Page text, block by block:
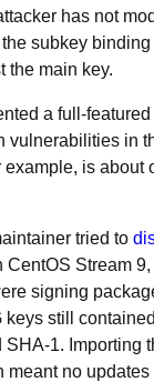
has not
subkey
the main key.
a full-
vulnerabilities in
example, is about
tried to
CentOS Stream 9,
signing
keys still
1. Importing
meant no